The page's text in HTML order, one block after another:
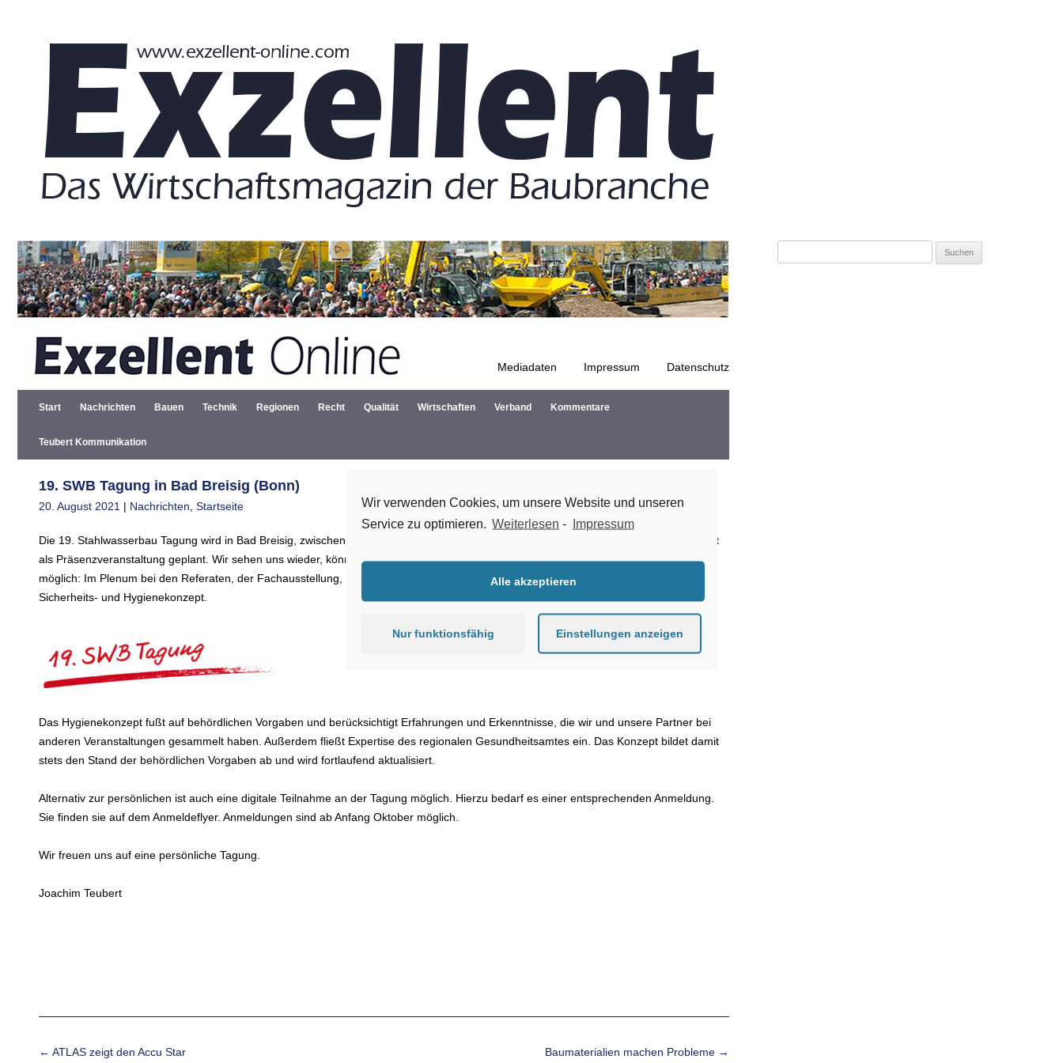
Mediadaten Impressum Datenschutz
Zum Inhalt springen
Start Nachrichten Bauen Technik Regionen Recht Qualität Wirtschaften Verband Kommentare
Teubert Kommunikation
19. SWB Tagung in Bad Breisig (Bonn)
20. August 2021 | Nachrichten Startseite
Die 19. Stahlwasserbau Tagung wird in Bad Breisig, zwischen Koblenz und Bonn gelegen, am 1. Und 2. Februar 2021 stattfinden. Sie ist
als Präsenzveranstaltung geplant. Wir sehen uns wieder, können uns persönlich austauschen, Wissenstransfer und Diskussion ist
möglich: Im Plenum bei den Referaten, der Fachausstellung, den Exkursionen und beim Zusammensein. Die Basis ist ein eigenes
Sicherheits- und Hygienekonzept.
Das Hygienekonzept fußt auf behördlichen Vorgaben und berücksichtigt Erfahrungen und Erkenntnisse, die wir und unsere Partner bei
anderen Veranstaltungen gesammelt haben. Außerdem fließt Expertise des regionalen Gesundheitsamtes ein. Das Konzept bildet damit
stets den Stand der behördlichen Vorgaben ab und wird fortlaufend aktualisiert.
Alternativ zur persönlichen ist auch eine digitale Teilnahme an der Tagung möglich. Hierzu bedarf es einer entsprechenden Anmeldung.
Sie finden sie auf dem Anmeldeflyer. Anmeldungen sind ab Anfang Oktober möglich.
Wir freuen uns auf eine persönliche Tagung.
Joachim Teubert
Beitrags-Navigation
← ATLAS zeigt den Accu Star Baumaterialien machen Probleme →
Wir verwenden Cookies, um unsere Website und unseren
Service zu optimieren. Weiterlesen - Impressum
Alle akzeptieren
Nur funktionsfähig Einstellungen anzeigen